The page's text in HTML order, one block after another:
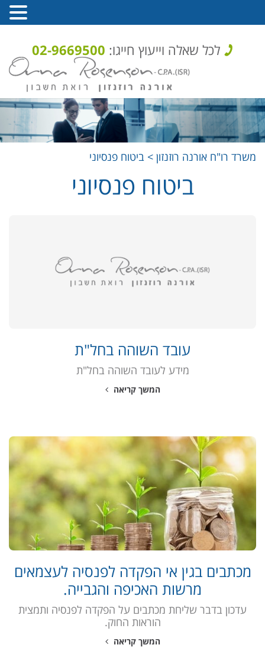
לכל שאלה וייעוץ חייגו: 02-9669500
משרד רו"ח אורנה רוזנזון > ביטוח פנסיוני
ביטוח פנסיוני
עובד השוהה בחל"ת
מידע לעובד השוהה בחל"ת
המשך קריאה
מכתבים בגין אי הפקדה לפנסיה לעצמאים
מרשות האכיפה והגבייה.
עדכון בדבר שליחת מכתבים על הפקדה לפנסיה ותמצית
הוראות החוק.
המשך קריאה